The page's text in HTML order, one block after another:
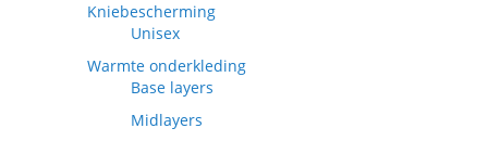
Kniebescherming
Unisex
Warmte onderkleding
Base layers
Midlayers